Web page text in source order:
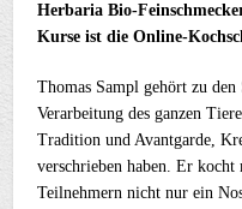
Herbaria Bio-
Kurse ist die Online-
Thomas Sampl gehört zu
Verarbeitung des ganzen
Tradition und Avantgarde,
verschrieben haben. Er
Teilnehmern nicht nur ein